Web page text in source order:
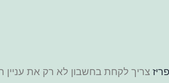
צריך לקחת בחשבון לא רק את עניין